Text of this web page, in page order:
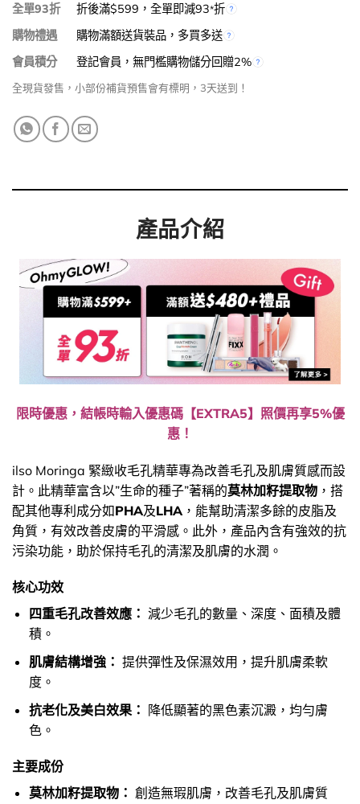
全單93折
折後滿$599，全單即減93*折
購物禮遇
購物滿額送貨裝品，多買多送
會員積分
登記會員，無門檻購物儲分回贈2%
全現貨發售，小部份補貨預售會有標明，3天送到！
產品介紹
限時優惠，結帳時輸入優惠碼【EXTRA5】照價再享5%優
惠！
ilso Moringa 緊緻收毛孔精華專為改善毛孔及肌膚質感而設
計。此精華富含以”生命的種子”著稱的莫林加籽提取物 ，搭
配其他專利成分如PHA及LHA ，能幫助清潔多餘的皮脂及
角質，有效改善皮膚的平滑感。此外，產品內含有強效的抗
污染功能，助於保持毛孔的清潔及肌膚的水潤。
核心功效
四重毛孔改善效應： 減少毛孔的數量、深度、面積及體
積。
肌膚結構增強： 提供彈性及保濕效用，提升肌膚柔軟
度。
抗老化及美白效果： 降低顯著的黑色素沉澱，均勻膚
色。
主要成份
莫林加籽提取物： 創造無瑕肌膚，改善毛孔及肌膚質